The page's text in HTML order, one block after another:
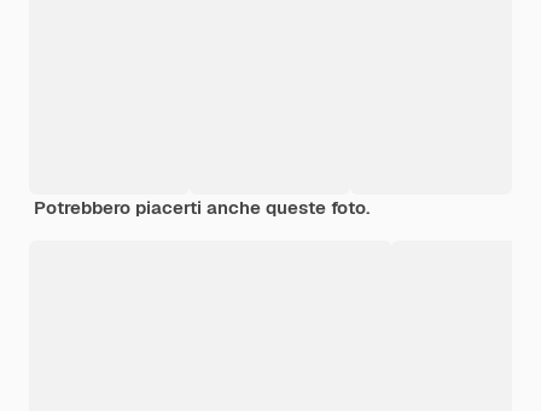
Potrebbero piacerti anche queste foto.